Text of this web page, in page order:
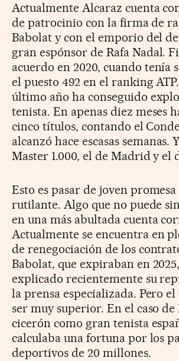
Actualmente Alcaraz cuenta
de patrocinio con la firma de
Babolat y con el emporio del
gran espónsor de Rafa Nadal.
acuerdo en 2020, cuando tenía
el puesto 492 en el ranking
último año ha conseguido
tenista. En apenas diez meses
cinco títulos, contando el
alcanzó hace escasas semanas.
Master 1.000, el de Madrid y el
Esto es pasar de joven
rutilante. Algo que no puede
en una más abultada cuenta
Actualmente se encuentra en
de renegociación de los
Babolat, que expiraban en
explicado recientemente su
la prensa especializada. Pero
ser muy superior. En el caso de
cicerón como gran tenista
calculaba una fortuna por los
deportivos de 20 millones.